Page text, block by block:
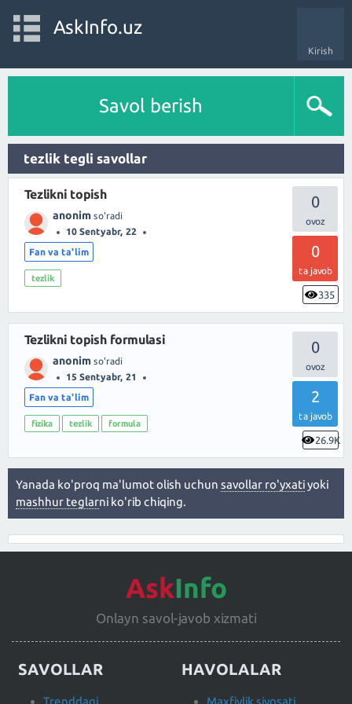
Kirish
AskInfo.uz
Savol berish
tezlik tegli savollar
0
0
ta javob
335
Tezlikni topish
anonim so'radi
10 Sentyabr, 22
Fan va ta'lim
tezlik
0
2
ta javob
26.9K
Tezlikni topish formulasi
anonim so'radi
15 Sentyabr, 21
Fan va ta'lim
fizika tezlik formula
Yanada ko'proq ma'lumot olish uchun savollar ro'yxatiyoki
mashhur teglarni ko'rib chiqing.
AskInfo
Onlayn savol-javob xizmati
SAVOLLAR
Trenddagi
HAVOLALAR
Maxfiylik siyosati